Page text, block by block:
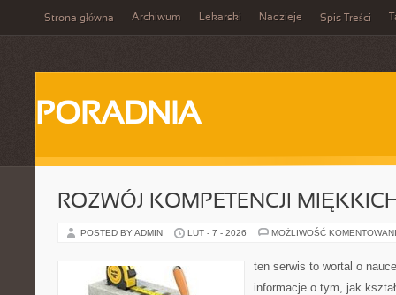
Strona główna Archiwum Lekarski Nadzieje Spis Treści
PORADNIA
ROZWÓJ KOMPETENCJI
POSTED BY ADMIN LUT - 7 - 2026 MOŻLIWOŚĆ
ten serwis to wortal o
informacje o tym, jak